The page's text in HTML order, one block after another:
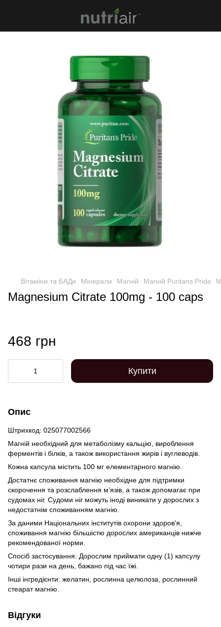
Вітаміни та БАДи Мінерали Магній Магній Puritans Pride
Magnesium Citrate 100mg - 100 caps
468 грн
Купити
Опис
Штрихкод: 025077002566
Магній необхідний для метаболізму кальцію, вироблення
ферментів і білків, а також використання жирів і вуглеводів.
Кожна капсула містить 100 мг елементарного магнію.
Достатнє споживання магнію необхідне для підтримки
скорочення та розслаблення м’язів, а також допомагає при
судомах ніг. Судоми ніг можуть іноді виникати у дорослих з
недостатнім споживанням магнію.
За даними Національних інститутів охорони здоров'я,
споживання магнію більшістю дорослих американців нижче
рекомендованої норми.
Спосіб застосування: Дорослим приймати одну (1) капсулу
чотири рази на день, бажано під час їжі.
Інші інгредієнти: желатин, рослинна целюлоза, рослинний
стеарат магнію.
Відгуки